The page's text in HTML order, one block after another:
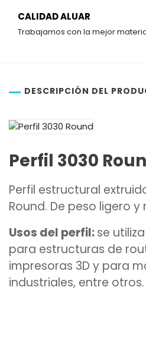
CALIDAD ALUAR
Trabajamos con la mejor
DESCRIPCIÓN DEL
Perfil 3030
Perfil estructural
Round. De peso ligero y
Usos del perfil:se
para estructuras de
impresoras 3D y para
industriales, entre otros.